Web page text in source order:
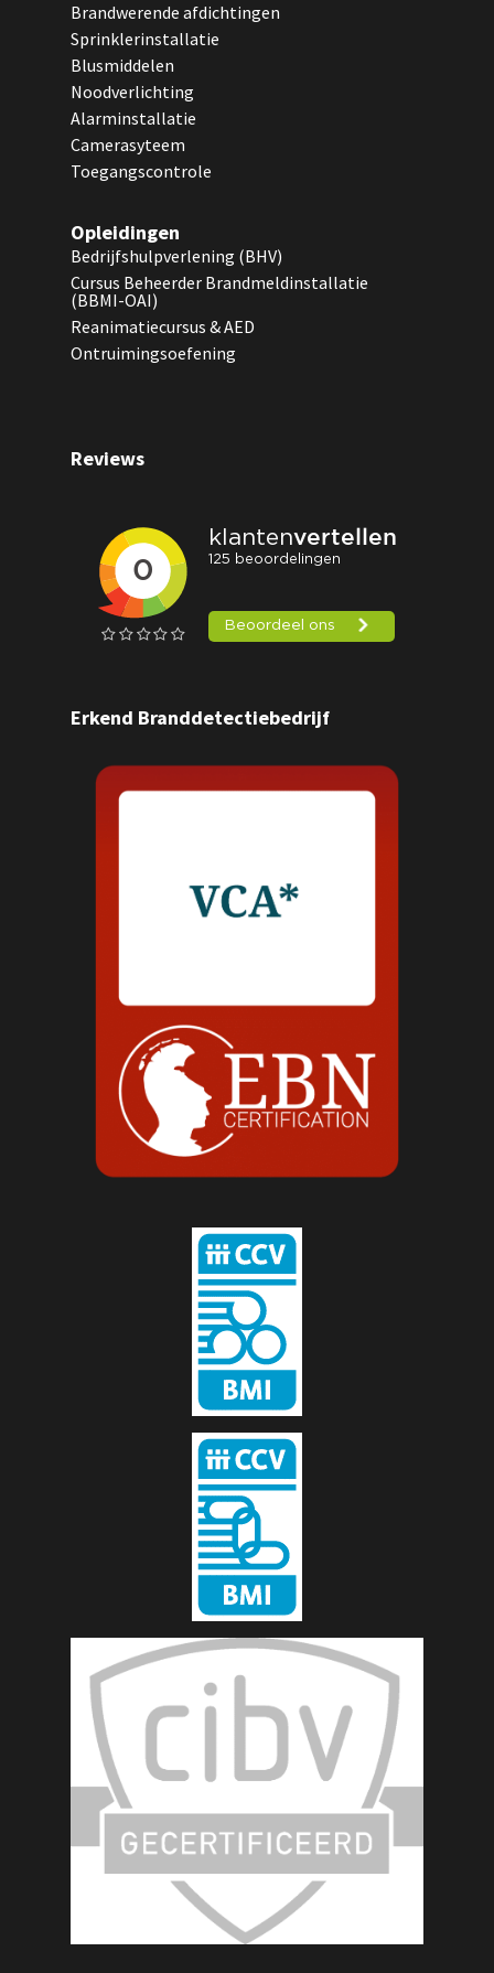
Brandwerende afdichtingen
Sprinklerinstallatie
Blusmiddelen
Noodverlichting
Alarminstallatie
Camerasyteem
Toegangscontrole
Opleidingen
Bedrijfshulpverlening (BHV)
Cursus Beheerder Brandmeldinstallatie
(BBMI-OAI)
Reanimatiecursus & AED
Ontruimingsoefening
Reviews
Erkend Branddetectiebedrijf